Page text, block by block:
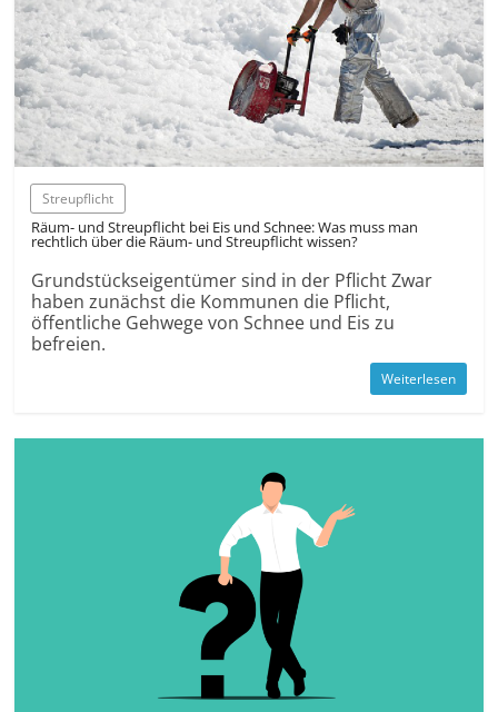
Streupflicht
Räum- und Streupflicht bei Eis und Schnee: Was muss man
rechtlich über die Räum- und Streupflicht wissen?
Grundstückseigentümer sind in der Pflicht Zwar
haben zunächst die Kommunen die Pflicht,
öffentliche Gehwege von Schnee und Eis zu
befreien.
Weiterlesen